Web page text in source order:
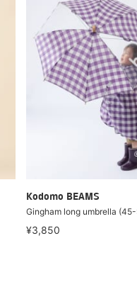
Kodomo BEAMS
Gingham long umbrella
¥3,850